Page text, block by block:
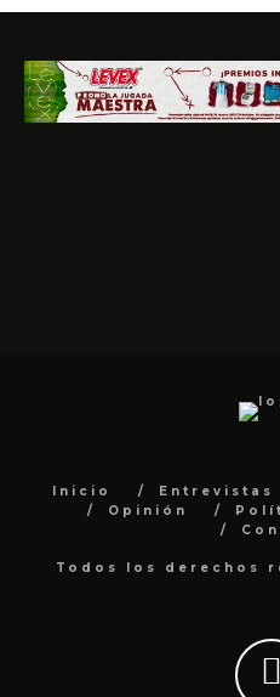
Inicio Entrevistas
Opinión
Todos los derechos